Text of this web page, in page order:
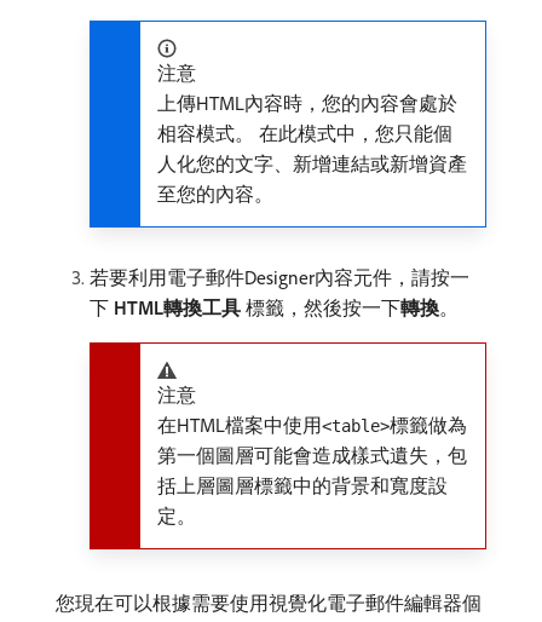
注意
上傳HTML內容時，您的內容會處於
相容模式。 在此模式中，您只能個
人化您的文字、新增連結或新增資產
至您的內容。
若要利用電子郵件Designer內容元件，請按一
下​ HTML轉換工具 ​標籤，然後按一下​轉換。
注意
在HTML檔案中使用<table>標籤做為
第一個圖層可能會造成樣式遺失，包
括上層圖層標籤中的背景和寬度設
定。
您現在可以根據需要使用視覺化電子郵件編輯器個